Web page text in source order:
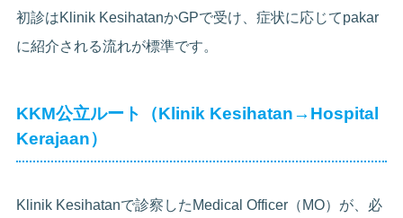
初診はKlinik KesihatanかGPで受け、症状に応じてpakar
に紹介される流れが標準です。
KKM公立ルート（Klinik Kesihatan→Hospital
Kerajaan）
Klinik Kesihatanで診察したMedical Officer（MO）が、必